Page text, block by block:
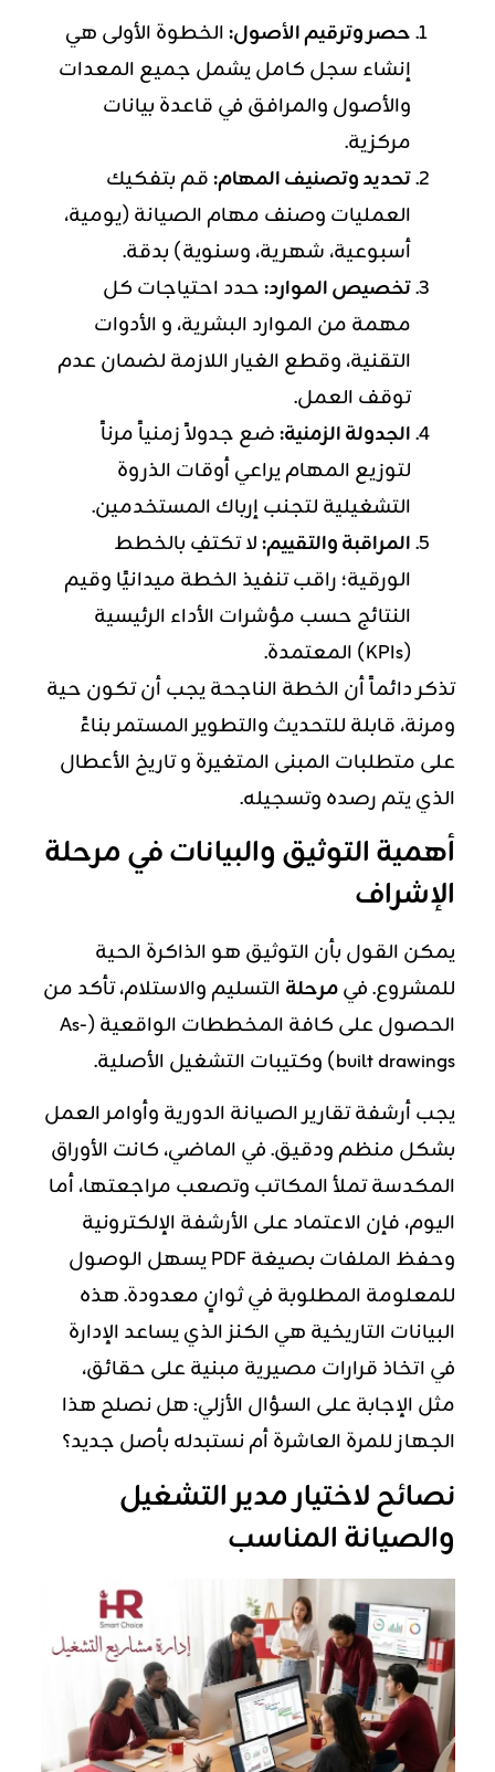
حصر وترقيم الأصول:الخطوة الأولى هي
إنشاء سجل كامل يشمل جميع المعدات
والأصول والمرافق في قاعدة بيانات
مركزية.
تحديد وتصنيف المهام:قم بتفكيك
العمليات وصنف مهام الصيانة (يومية،
أسبوعية، شهرية، وسنوية) بدقة.
تخصيص الموارد:حدد احتياجات كل
مهمة من الموارد البشرية، و الأدوات
التقنية، وقطع الغيار اللازمة لضمان عدم
توقف العمل.
الجدولة الزمنية:ضع جدولاً زمنياً مرناً
لتوزيع المهام يراعي أوقات الذروة
التشغيلية لتجنب إرباك المستخدمين.
المراقبة والتقييم:لا تكتفِ بالخطط
الورقية؛ راقب تنفيذ الخطة ميدانيًا وقيم
النتائج حسب مؤشرات الأداء الرئيسية
(KPIs) المعتمدة.
تذكر دائماً أن الخطة الناجحة يجب أن تكون حية
ومرنة، قابلة للتحديث والتطوير المستمر بناءً
على متطلبات المبنى المتغيرة و تاريخ الأعطال
الذي يتم رصده وتسجيله.
أهمية التوثيق والبيانات في مرحلة
الإشراف
يمكن القول بأن التوثيق هو الذاكرة الحية
للمشروع. فيمرحلةالتسليم والاستلام، تأكد من
الحصول على كافة المخططات الواقعية (As-
built drawings) وكتيبات التشغيل الأصلية.
يجب أرشفة تقارير الصيانة الدورية وأوامر العمل
بشكل منظم ودقيق. في الماضي، كانت الأوراق
المكدسة تملأ المكاتب وتصعب مراجعتها، أما
اليوم، فإن الاعتماد على الأرشفة الإلكترونية
وحفظ الملفات بصيغة PDF يسهل الوصول
للمعلومة المطلوبة في ثوانٍ معدودة. هذه
البيانات التاريخية هي الكنز الذي يساعد الإدارة
في اتخاذ قرارات مصيرية مبنية على حقائق،
مثل الإجابة على السؤال الأزلي: هل نصلح هذا
الجهاز للمرة العاشرة أم نستبدله بأصل جديد؟
نصائح لاختيار مدير التشغيل
والصيانة المناسب